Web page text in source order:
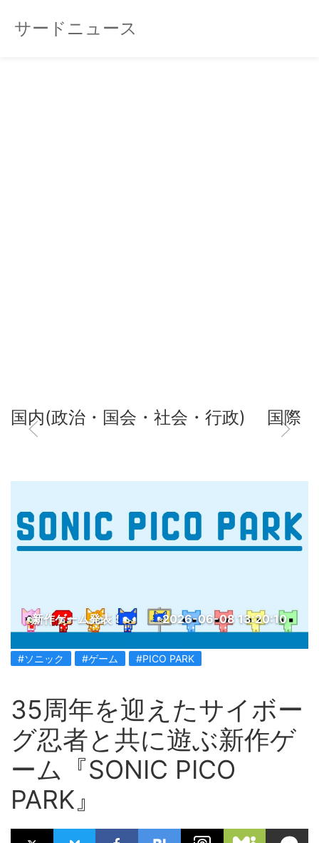
サードニュース
国内(政治・国会・社会・行政) 国際
新作ゲーム発表！ 2026-06-08 13:20:10
#ソニック #ゲーム #PICO PARK
35周年を迎えたサイボー
グ忍者と共に遊ぶ新作ゲ
ーム『SONIC PICO
PARK』